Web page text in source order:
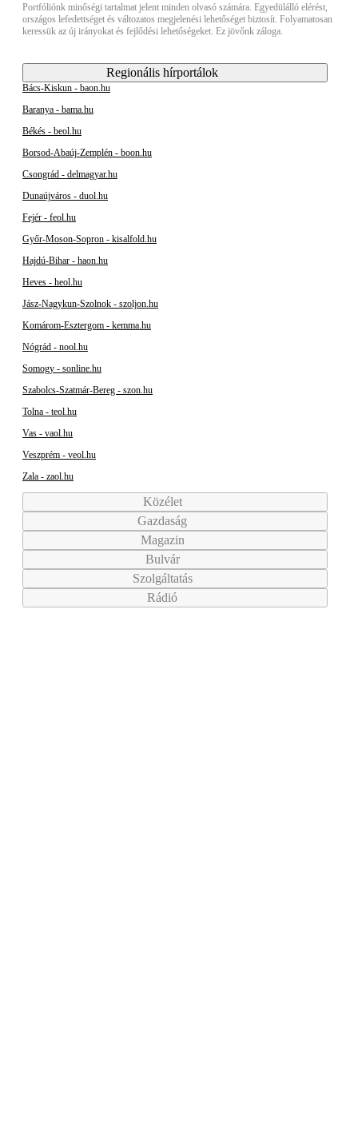
Portfóliónk minőségi tartalmat jelent minden olvasó számára. Egyedülálló elérést,
országos lefedettséget és változatos megjelenési lehetőséget biztosít. Folyamatosan
keressük az új irányokat és fejlődési lehetőségeket. Ez jövőnk záloga.
Regionális hírportálok
Bács-Kiskun - baon.hu
Baranya - bama.hu
Békés - beol.hu
Borsod-Abaúj-Zemplén - boon.hu
Csongrád - delmagyar.hu
Dunaújváros - duol.hu
Fejér - feol.hu
Győr-Moson-Sopron - kisalfold.hu
Hajdú-Bihar - haon.hu
Heves - heol.hu
Jász-Nagykun-Szolnok - szoljon.hu
Komárom-Esztergom - kemma.hu
Nógrád - nool.hu
Somogy - sonline.hu
Szabolcs-Szatmár-Bereg - szon.hu
Tolna - teol.hu
Vas - vaol.hu
Veszprém - veol.hu
Zala - zaol.hu
Közélet
Gazdaság
Magazin
Bulvár
Szolgáltatás
Rádió